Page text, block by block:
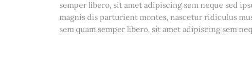
semper libero, sit amet adipiscing sem neque sed
magnis dis parturient montes, nascetur ridiculus
sem quam semper libero, sit amet adipiscing sem